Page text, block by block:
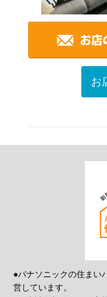
お
●パナソニックの住まい
営しています。